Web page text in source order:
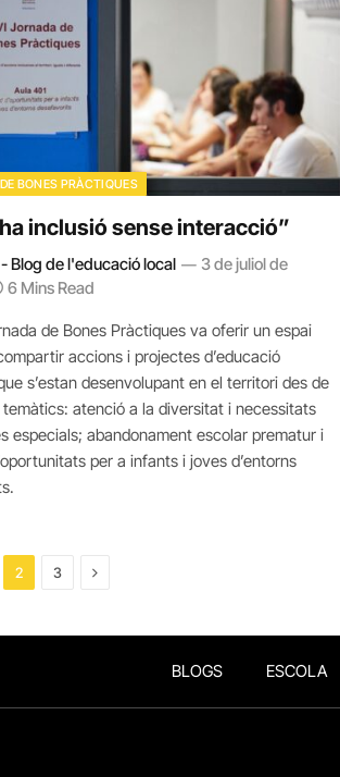
BONES PRÀCTIQUES
inclusió sense interacció”
Blog de l'educació local
3 de juliol de
6 Mins Read
de Bones Pràctiques va oferir un espai
accions i projectes d’educació
s’estan desenvolupant en el territori des de
atenció a la diversitat i necessitats
especials; abandonament escolar prematur i
per a infants i joves d’entorns
2 3 Next
BLOGS ESCOLA